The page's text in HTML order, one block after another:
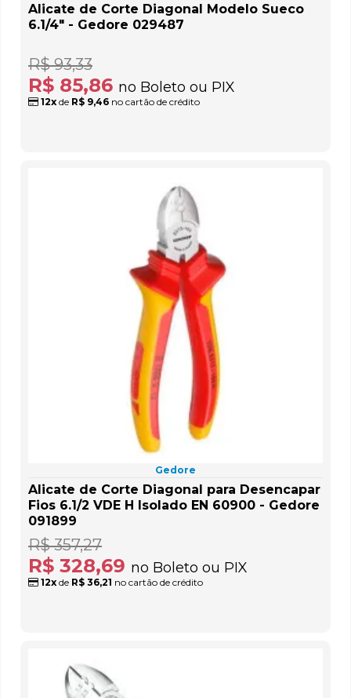
Alicate de Corte Diagonal Modelo Sueco
6.1/4" - Gedore 029487
R$ 85,86 no Boleto ou PIX
R$ 93,33
12x de R$ 9,46 no cartão de crédito
Gedore
Alicate de Corte Diagonal para Desencapar
Fios 6.1/2 VDE H Isolado EN 60900 - Gedore
091899
R$ 328,69 no Boleto ou PIX
R$ 357,27
12x de R$ 36,21 no cartão de crédito